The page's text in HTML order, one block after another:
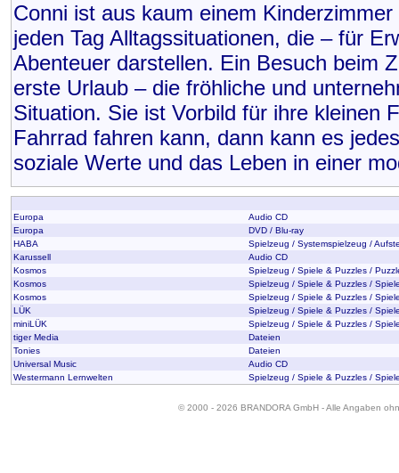
Conni ist aus kaum einem
jeden Tag Alltagssituationen, die – für
Abenteuer darstellen. Ein Besuch beim
erste Urlaub – die fröhliche und
Situation. Sie ist Vorbild für ihre kleinen
Fahrrad fahren kann, dann kann es
soziale Werte und das Leben in einer
Europa
Audio CD
Europa
DVD / Blu-ray
HABA
Spielzeug / Systemspielzeug /
Karussell
Audio CD
Kosmos
Spielzeug / Spiele & Puzzles /
Kosmos
Spielzeug / Spiele & Puzzles /
Kosmos
Spielzeug / Spiele & Puzzles /
LÜK
Spielzeug / Spiele & Puzzles /
miniLÜK
Spielzeug / Spiele & Puzzles /
tiger Media
Dateien
Tonies
Dateien
Universal Music
Audio CD
Westermann Lernwelten
Spielzeug / Spiele & Puzzles /
© 2000 - 2026 BRANDORA GmbH - Alle Angaben